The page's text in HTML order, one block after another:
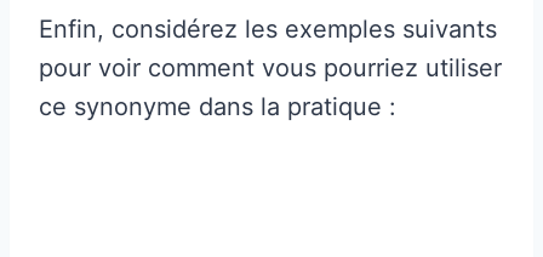
Enfin, considérez les exemples suivants
pour voir comment vous pourriez utiliser
ce synonyme dans la pratique :